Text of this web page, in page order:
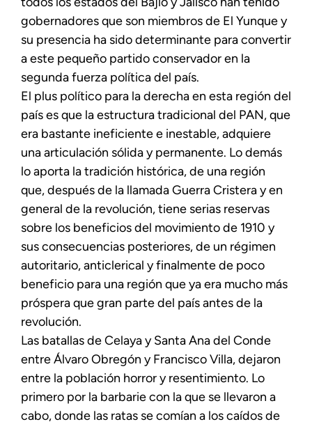
gobernadores que son miembros de El Yunque y
su presencia ha sido determinante para convertir
a este pequeño partido conservador en la
segunda fuerza política del país.
El plus político para la derecha en esta región del
país es que la estructura tradicional del PAN, que
era bastante ineficiente e inestable, adquiere
una articulación sólida y permanente. Lo demás
lo aporta la tradición histórica, de una región
que, después de la llamada Guerra Cristera y en
general de la revolución, tiene serias reservas
sobre los beneficios del movimiento de 1910 y
sus consecuencias posteriores, de un régimen
autoritario, anticlerical y finalmente de poco
beneficio para una región que ya era mucho más
próspera que gran parte del país antes de la
revolución.
Las batallas de Celaya y Santa Ana del Conde
entre Álvaro Obregón y Francisco Villa, dejaron
entre la población horror y resentimiento. Lo
primero por la barbarie con la que se llevaron a
cabo, donde las ratas se comían a los caídos de